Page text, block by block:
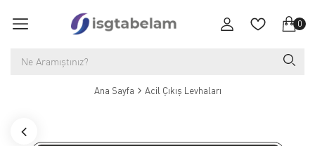
0
Ana Sayfa Acil Çıkış Levhaları